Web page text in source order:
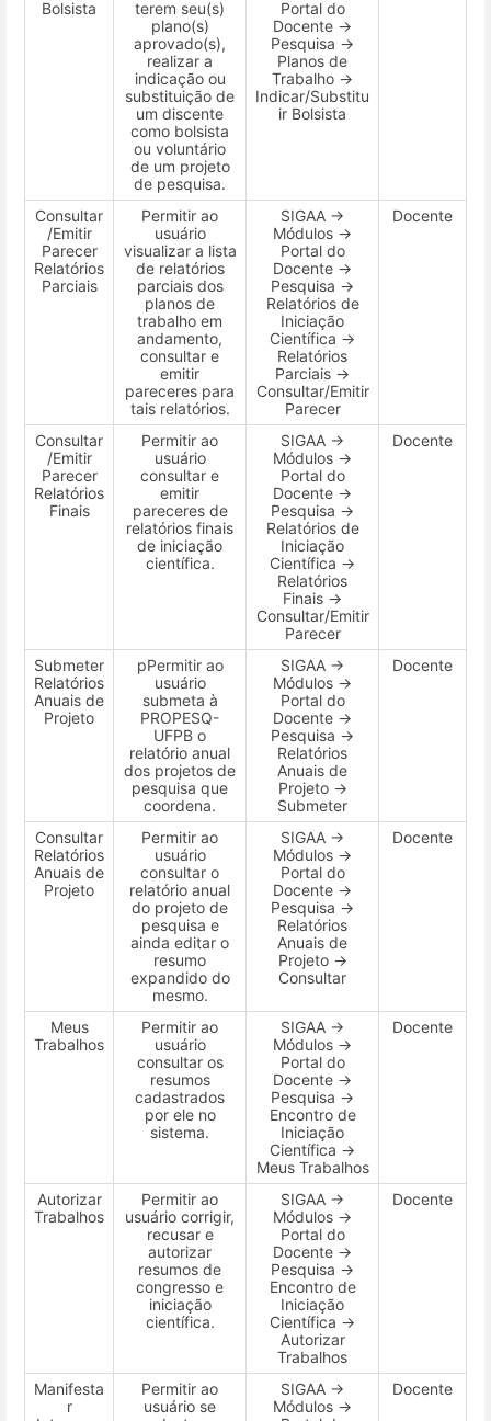
Bolsista
terem seu(s)
plano(s)
aprovado(s),
realizar a
indicação ou
substituição de
um discente
como bolsista
ou voluntário
de um projeto
de pesquisa.
Portal do
Docente →
Pesquisa →
Planos de
Trabalho →
Indicar/Substitu
ir Bolsista
Consultar
/Emitir
Parecer
Relatórios
Parciais
Permitir ao
usuário
visualizar a lista
de relatórios
parciais dos
planos de
trabalho em
andamento,
consultar e
emitir
pareceres para
tais relatórios.
SIGAA →
Módulos →
Portal do
Docente →
Pesquisa →
Relatórios de
Iniciação
Científica →
Relatórios
Parciais →
Consultar/Emitir
Parecer
Docente
Consultar
/Emitir
Parecer
Relatórios
Finais
Permitir ao
usuário
consultar e
emitir
pareceres de
relatórios finais
de iniciação
científica.
SIGAA →
Módulos →
Portal do
Docente →
Pesquisa →
Relatórios de
Iniciação
Científica →
Relatórios
Finais →
Consultar/Emitir
Parecer
Docente
Submeter
Relatórios
Anuais de
Projeto
pPermitir ao
usuário
submeta à
PROPESQ-
UFPB o
relatório anual
dos projetos de
pesquisa que
coordena.
SIGAA →
Módulos →
Portal do
Docente →
Pesquisa →
Relatórios
Anuais de
Projeto →
Submeter
Docente
Consultar
Relatórios
Anuais de
Projeto
Permitir ao
usuário
consultar o
relatório anual
do projeto de
pesquisa e
ainda editar o
resumo
expandido do
mesmo.
SIGAA →
Módulos →
Portal do
Docente →
Pesquisa →
Relatórios
Anuais de
Projeto →
Consultar
Docente
Meus
Trabalhos
Permitir ao
usuário
consultar os
resumos
cadastrados
por ele no
sistema.
SIGAA →
Módulos →
Portal do
Docente →
Pesquisa →
Encontro de
Iniciação
Científica →
Meus Trabalhos
Docente
Autorizar
Trabalhos
Permitir ao
usuário corrigir,
recusar e
autorizar
resumos de
congresso e
iniciação
científica.
SIGAA →
Módulos →
Portal do
Docente →
Pesquisa →
Encontro de
Iniciação
Científica →
Autorizar
Trabalhos
Docente
Manifesta
r
Permitir ao
usuário se
SIGAA →
Módulos →
Docente